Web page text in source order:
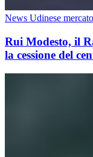
News Udinese mercato
Rui Modesto, il
la cessione del